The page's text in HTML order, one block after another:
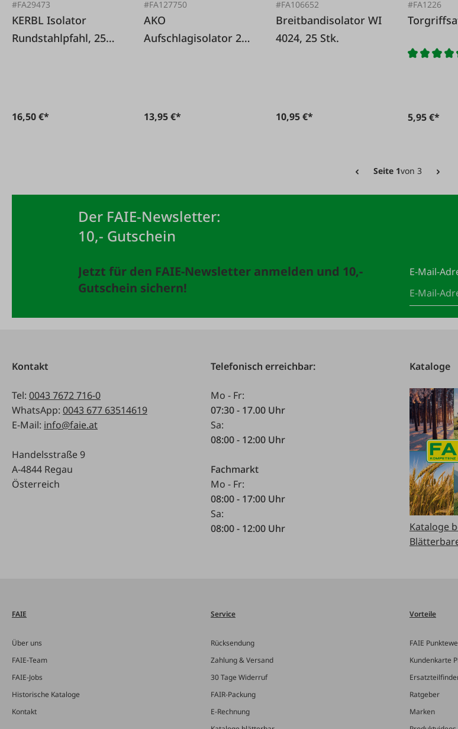
#FA29473
KERBL Isolator
Rundstahlpfahl, 25
16,50 €*
#FA127750
AKO
Aufschlagisolator 25
13,95 €*
#FA106652
Breitbandisolator WI
4024, 25 Stk.
10,95 €*
#FA1226
5,95 €*
Seite 1von 3
Der FAIE-Newsletter:
10,- Gutschein
Jetzt für den FAIE-Newsletter anmelden und 10,-
Gutschein sichern!
E-Mail-
Kontakt
Tel: 0043 7672 716-0
WhatsApp: 0043 677 63514619
E-Mail: info@faie.at
Handelsstraße 9
A-4844 Regau
Österreich
Telefonisch erreichbar:
Mo - Fr:
07:30 - 17.00 Uhr
Sa:
08:00 - 12:00 Uhr
Fachmarkt
Mo - Fr:
08:00 - 17:00 Uhr
Sa:
08:00 - 12:00 Uhr
Kataloge
Kataloge
FAIE
Über uns
FAIE-Team
FAIE-Jobs
Historische Kataloge
Kontakt
Service
Rücksendung
Zahlung & Versand
30 Tage Widerruf
FAIR-Packung
E-Rechnung
Vorteile
FAIE
Kundenkarte
Ratgeber
Marken